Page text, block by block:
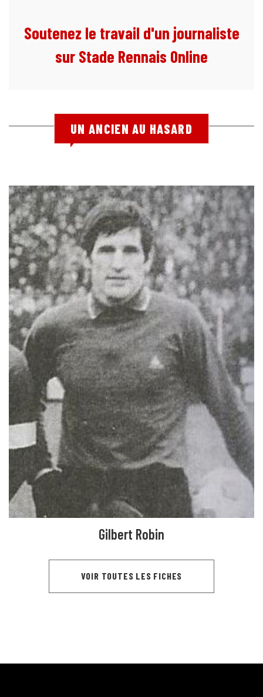
Soutenez le travail d'un journaliste
sur Stade Rennais Online
UN ANCIEN AU HASARD
Gilbert Robin
VOIR TOUTES LES FICHES